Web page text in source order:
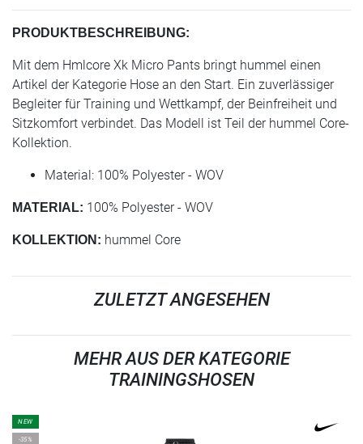
PRODUKTBESCHREIBUNG:
Mit dem Hmlcore Xk Micro Pants bringt hummel einen
Artikel der Kategorie Hose an den Start. Ein zuverlässiger
Begleiter für Training und Wettkampf, der Beinfreiheit und
Sitzkomfort verbindet. Das Modell ist Teil der hummel Core-
Kollektion.
Material: 100% Polyester - WOV
MATERIAL: 100% Polyester - WOV
KOLLEKTION: hummel Core
ZULETZT ANGESEHEN
MEHR AUS DER KATEGORIE
TRAININGSHOSEN
NEW
-35%